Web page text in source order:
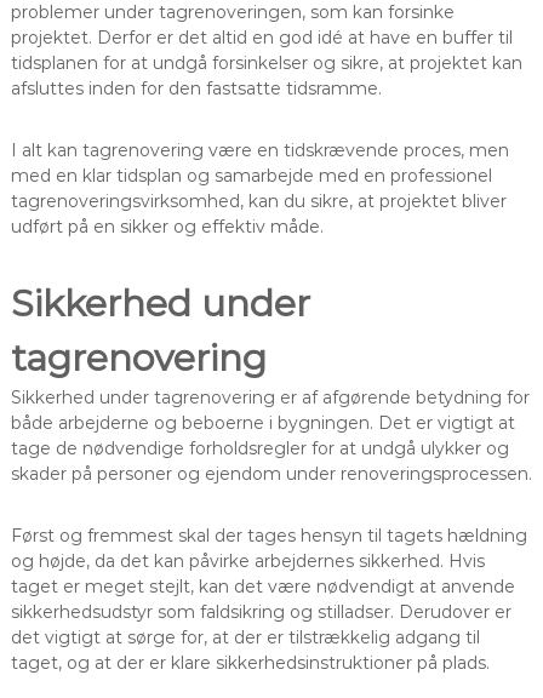
problemer under tagrenoveringen, som kan forsinke
projektet. Derfor er det altid en god idé at have en buffer til
tidsplanen for at undgå forsinkelser og sikre, at projektet kan
afsluttes inden for den fastsatte tidsramme.
I alt kan tagrenovering være en tidskrævende proces, men
med en klar tidsplan og samarbejde med en professionel
tagrenoveringsvirksomhed, kan du sikre, at projektet bliver
udført på en sikker og effektiv måde.
Sikkerhed under
tagrenovering
Sikkerhed under tagrenovering er af afgørende betydning for
både arbejderne og beboerne i bygningen. Det er vigtigt at
tage de nødvendige forholdsregler for at undgå ulykker og
skader på personer og ejendom under renoveringsprocessen.
Først og fremmest skal der tages hensyn til tagets hældning
og højde, da det kan påvirke arbejdernes sikkerhed. Hvis
taget er meget stejlt, kan det være nødvendigt at anvende
sikkerhedsudstyr som faldsikring og stilladser. Derudover er
det vigtigt at sørge for, at der er tilstrækkelig adgang til
taget, og at der er klare sikkerhedsinstruktioner på plads.